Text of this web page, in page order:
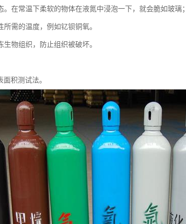
。在常温下柔软的物体在液氮中浸泡一下，就会脆如玻璃；
所需的温度，例如钇钡铜氧。
生物组织，防止组织被破坏。
面积测试法。